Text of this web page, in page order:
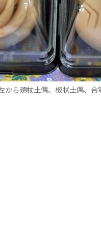
から頬杖土偶、板状土偶、合